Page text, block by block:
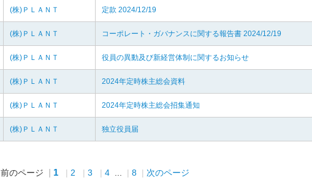
(株)ＰＬＡＮＴ 定款 2024/12/19
(株)ＰＬＡＮＴ コーポレート・ガバナンスに関する報告書 2024/12/19
(株)ＰＬＡＮＴ 役員の異動及び新経営体制に関するお知らせ
(株)ＰＬＡＮＴ 2024年定時株主総会資料
(株)ＰＬＡＮＴ 2024年定時株主総会招集通知
(株)ＰＬＡＮＴ 独立役員届
前のページ 1 2 3 4 8 次のページ